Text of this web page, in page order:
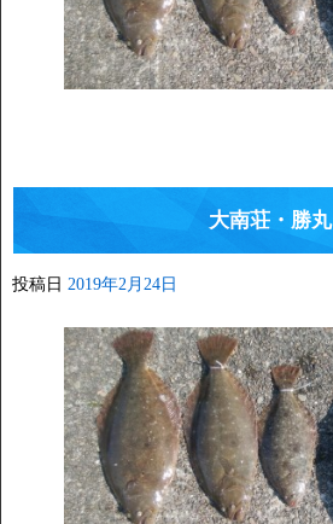
大南荘・勝丸
投稿日 2019年2月24日